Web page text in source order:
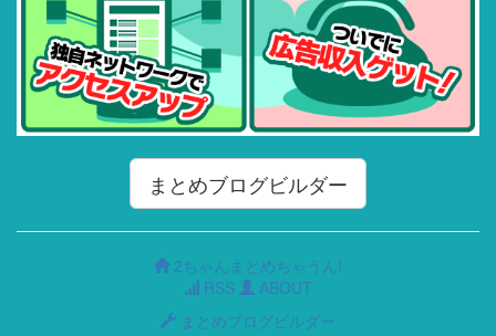
まとめブログビルダー
2ちゃんまとめちゃうん!
RSS
ABOUT
まとめブログビルダー